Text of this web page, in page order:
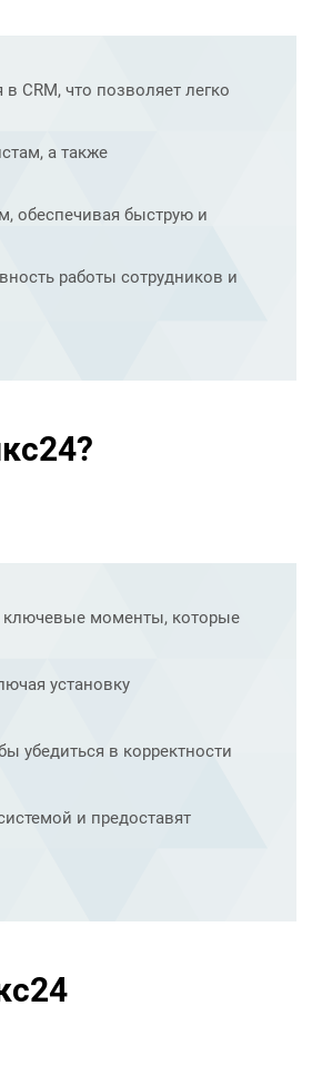
CRM, что позволяет легко
а также
обеспечивая быструю и
работы сотрудников и
ключевые моменты, которые
установку
убедиться в корректности
и предоставят